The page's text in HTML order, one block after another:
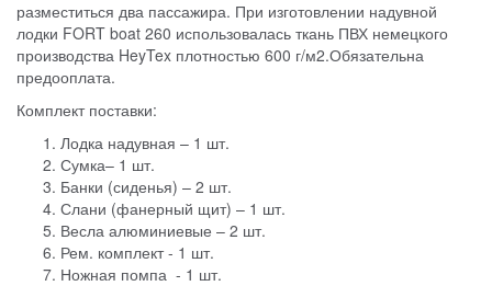
разместиться два пассажира. При изготовлении надувной
лодки FORT boat 260 использовалась ткань ПВХ немецкого
производства HeyTex плотностью 600 г/м2.Обязательна
предооплата.
Комплект поставки:
Лодка надувная – 1 шт.
Сумка– 1 шт.
Банки (сиденья) – 2 шт.
Слани (фанерный щит) – 1 шт.
Весла алюминиевые – 2 шт.
Рем. комплект - 1 шт.
Ножная помпа - 1 шт.